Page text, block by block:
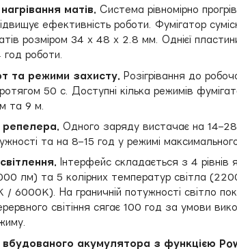
матів. Система рівномірно
ефективність роботи. Фумігатор
розміром 34 х 48 х 2.8 мм. Однієї
роботи.
та режими захисту.
Розігрівання до
50 с. Доступні кілька режимів
та 9 м.
репелера.
Одного заряду вистачає на
та на 8–15 год у режимі
Інтерфейс складається з 4 рівнів
лм) та 5 колірних температур світла
6000K). На граничній потужності світло
світіння сягає 100 год за умови
акумулятора з функцією